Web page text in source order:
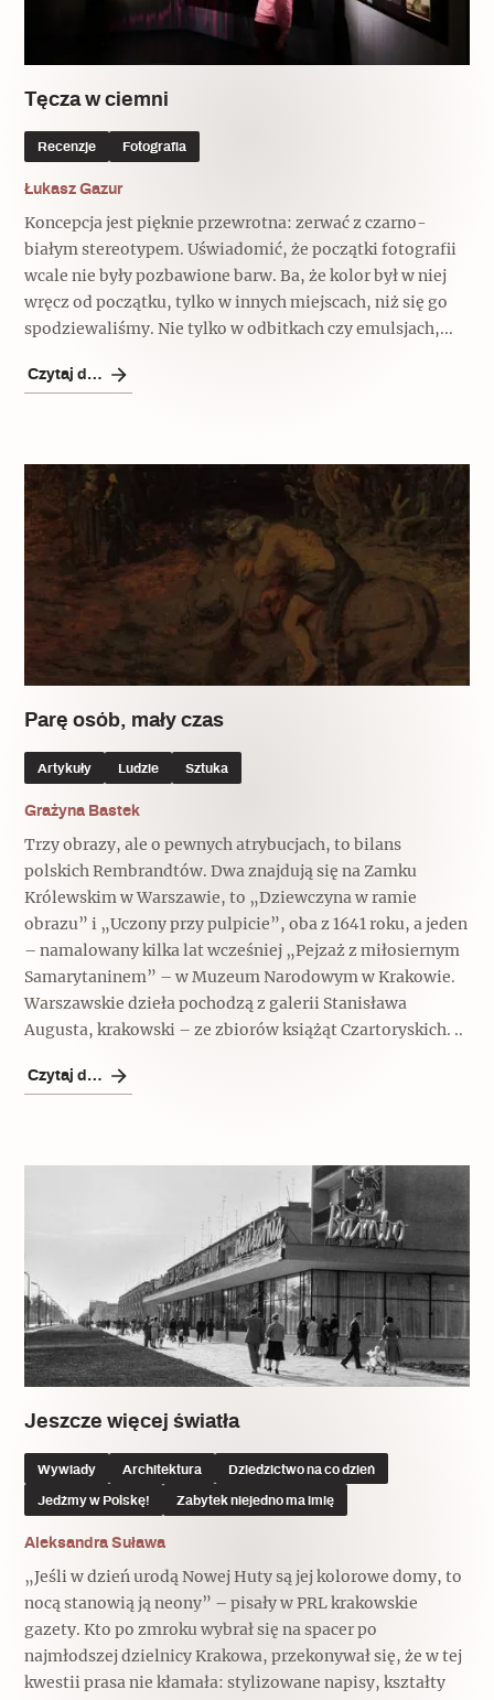
Wywiady
Popularne
Dolnośląski Indiana Jones
Recenzje
Popularne
Ludzie
Popularne
Jedźmy w Polskę!
Popularne
Wskazówki idą w dobrą stronę
Popularne
Zabytek niejedno ma imię
Popularne
Niewykonalne? Nie dla Wawelu
Archeologia
Zabierz mapę na wakacje!
Muzea od nowa
Popularne
Jak to działa? Czyli nowa odsłona
Narodowego Muzeum Techniki
Polska ze smakiem
Popularne
Zobacz również
Patronaty
MonumentApp
Mapa skojarzeń
Krakowskie Kawiarnie
Tęcza w ciemni
Recenzje Fotografia
Łukasz Gazur
Koncepcja jest pięknie przewrotna: zerwać z czarno-
białym stereotypem. Uświadomić, że początki fotografii
wcale nie były pozbawione barw. Ba, że kolor był w niej
wręcz od początku, tylko w innych miejscach, niż się go
spodziewaliśmy. Nie tylko w odbitkach czy emulsjach,...
Czytaj dalej
Parę osób, mały czas
Artykuły Ludzie Sztuka
Grażyna Bastek
Trzy obrazy, ale o pewnych atrybucjach, to bilans
polskich Rembrandtów. Dwa znajdują się na Zamku
Królewskim w Warszawie, to „Dziewczyna w ramie
obrazu” i „Uczony przy pulpicie”, oba z 1641 roku, a jeden
– namalowany kilka lat wcześniej „Pejzaż z miłosiernym
Samarytaninem” – w Muzeum Narodowym w Krakowie.
Warszawskie dzieła pochodzą z galerii Stanisława
Augusta, krakowski – ze zbiorów książąt Czartoryskich. ..
Czytaj dalej
Jeszcze więcej światła
Wywiady Architektura Dziedzictwo na co dzień
Jedźmy w Polskę! Zabytek niejedno ma imię
Aleksandra Suława
„Jeśli w dzień urodą Nowej Huty są jej kolorowe domy, to
nocą stanowią ją neony” – pisały w PRL krakowskie
gazety. Kto po zmroku wybrał się na spacer po
najmłodszej dzielnicy Krakowa, przekonywał się, że w tej
kwestii prasa nie kłamała: stylizowane napisy, kształty